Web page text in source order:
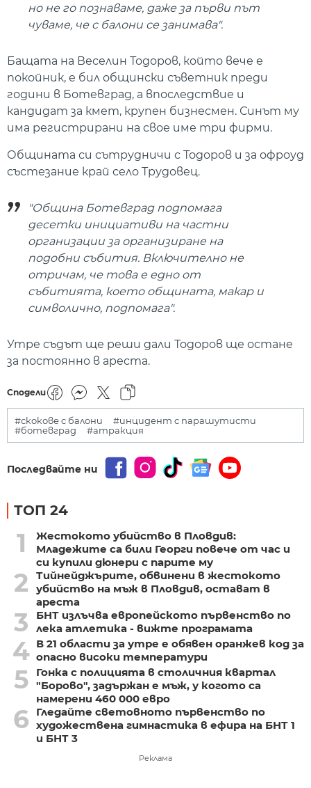
но не го познаваме, даже за първи път
чуваме, че с балони се занимава".
Бащата на Веселин Тодоров, който вече е
покойник, е бил общински съветник преди
години в Ботевград, а впоследствие и
кандидат за кмет, крупен бизнесмен. Синът му
има регистрирани на свое име три фирми.
Общината си сътрудничи с Тодоров и за офроуд
състезание край село Трудовец.
"Община Ботевград подпомага
десетки инициативи на частни
организации за организиране на
подобни събития. Включително не
отричам, че това е едно от
събитията, което общината, макар и
символично, подпомага".
Утре съдът ще реши дали Тодоров ще остане
за постоянно в ареста.
Сподели
#скокове с балони
#инцидент с парашутисти
#ботевград
#атракция
Последвайте ни
ТОП 24
1
Жестокото убийство в Пловдив:
Младежите са били Георги повече от час и
си купили дюнери с парите му
2
Тийнейджърите, обвинени в жестокото
убийство на мъж в Пловдив, остават в
ареста
3
БНТ излъчва европейското първенство по
лека атлетика - вижте програмата
4 В 21 области за утре е обявен оранжев код за
опасно високи температури
5
Гонка с полицията в столичния квартал
"Борово", задържан е мъж, у когото са
намерени 460 000 евро
6
Гледайте световното първенство по
художествена гимнастика в ефира на БНТ 1
и БНТ 3
Реклама